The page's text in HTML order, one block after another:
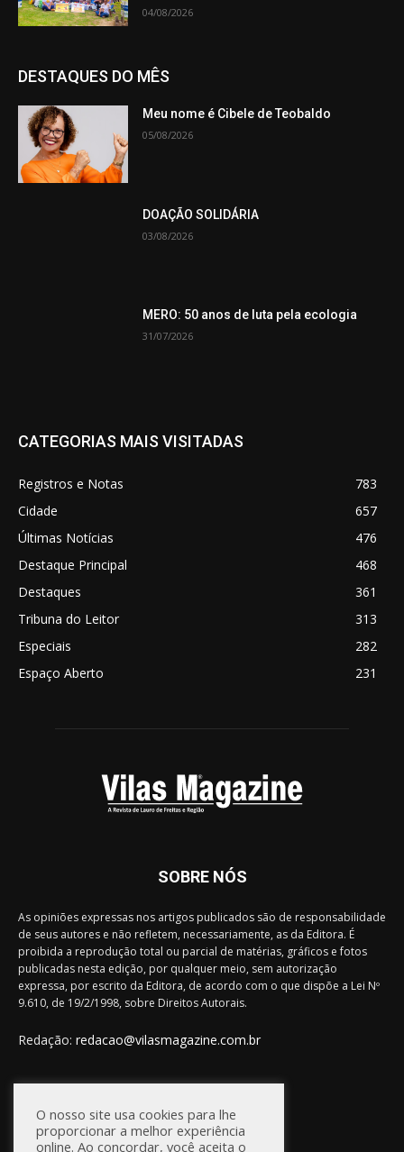
04/08/2026
DESTAQUES DO MÊS
Meu nome é Cibele de Teobaldo
05/08/2026
DOAÇÃO SOLIDÁRIA
03/08/2026
MERO: 50 anos de luta pela ecologia
31/07/2026
CATEGORIAS MAIS VISITADAS
Registros e Notas
783
Cidade
657
Últimas Notícias
476
Destaque Principal
468
Destaques
361
Tribuna do Leitor
313
Especiais
282
Espaço Aberto
231
SOBRE NÓS
As opiniões expressas nos artigos publicados são de responsabilidade
de seus autores e não refletem, necessariamente, as da Editora. É
proibida a reprodução total ou parcial de matérias, gráficos e fotos
publicadas nesta edição, por qualquer meio, sem autorização
expressa, por escrito da Editora, de acordo com o que dispõe a Lei Nº
9.610, de 19/2/1998, sobre Direitos Autorais.
Redação: redacao@vilasmagazine.com.br
FIQUE CONECTADO
O nosso site usa cookies para lhe
proporcionar a melhor experiência
online. Ao concordar, você aceita o